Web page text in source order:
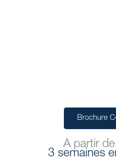
Brochure
A partir de
3 semaines